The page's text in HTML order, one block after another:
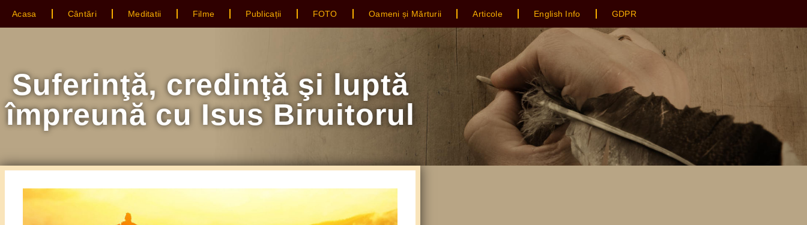
Acasa Cântări Meditatii Filme Publicații FOTO Oameni și Mărturii Articole English Info GDPR
Suferinţă, credinţă şi luptă
împreună cu Isus Biruitorul